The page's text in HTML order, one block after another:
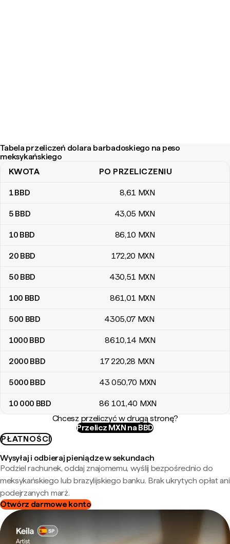
Tabela przeliczeń dolara barbadoskiego na peso
meksykańskiego
Tabela przeliczeń dolara barbadoskiego na peso
KWOTA PO PRZELICZENIU
1BBD 8,61 MXN
5 BBD 43,05 MXN
10 BBD 86,10 MXN
20 BBD 172,20 MXN
50 BBD 430,51 MXN
100 BBD 861,01 MXN
500 BBD 4305,07 MXN
1000 BBD 8610,14 MXN
2000 BBD 17 220,28 MXN
5000 BBD 43 050,70 MXN
10 000 BBD 86 101,40 MXN
Chcesz przeliczyć w drugą stronę?
Przelicz MXN na BBD
PŁATNOŚCI
Wysyłaj i odbieraj pieniądze w sekundach
Podziel rachunek, oddaj znajomemu, wyślij bezpośrednio do
meksykańskiego lub brazylijskiego banku. Brak ukrytych opłat ani
podejrzanych marż.
Otwórz darmowe konto